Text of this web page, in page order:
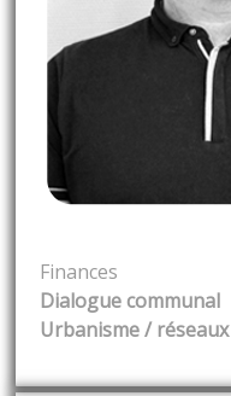
Finances
Dialogue communal
Urbanisme / réseaux